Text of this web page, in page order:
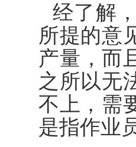
经了解
所提的意
产量，而
之所以无
不上，需
是指作业